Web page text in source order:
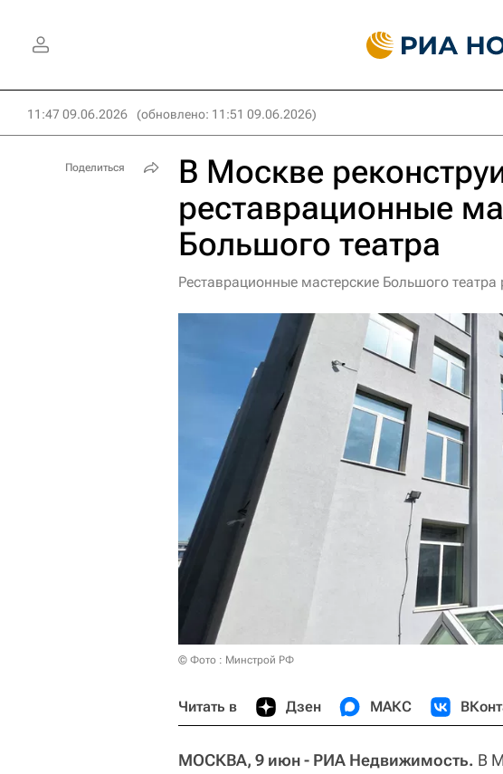
11:47 09.06.2026 (обновлено: 11:51 09.06.2026)
В Москве
реставрационные
Большого театра
Реставрационные мастерские Большого
© Фото : Минстрой РФ
Читать в Дзен МАКС
МОСКВА, 9 июн - РИА Недвижимость. В
Поделиться